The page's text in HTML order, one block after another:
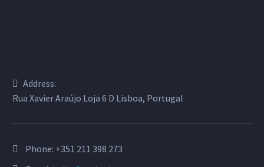
Address:
Rua Xavier Araújo Loja 6 D Lisboa, Portugal
Phone: +351 211 398 273